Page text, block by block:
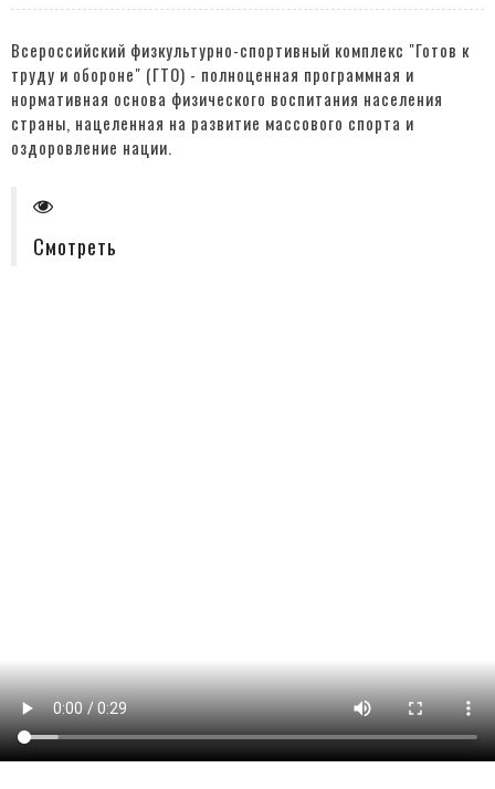
Всероссийский физкультурно-спортивный комплекс "Готов к
труду и обороне" (ГТО) - полноценная программная и
нормативная основа физического воспитания населения
страны, нацеленная на развитие массового спорта и
оздоровление нации.
Смотреть